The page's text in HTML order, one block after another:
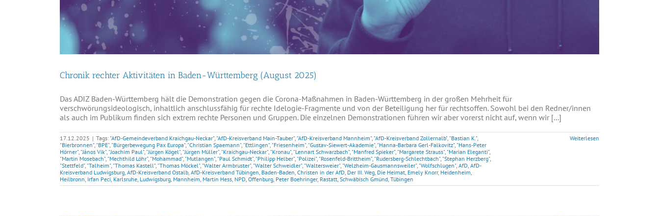
Chronik rechter Aktivitäten in Baden-Württemberg (August 2025)
Das ADIZ Baden-Württemberg hält die Demonstration gegen die Corona-Maßnahmen in Baden-Württemberg in der großen Mehrheit für
verschwörungsideologisch, inhaltlich anschlussfähig für rechte Idelogie-Fragmente und von der Beteiligung her für rechtsoffen. Sowohl bei den Redner/innen
als auch im Publikum finden sich extrem rechte Personen und Gruppen. Die einzelnen Demonstrationen führen wir aber vorerst nicht auf, wenn wir [...]
17.12.2025 | Tags: "AfD-Gemeindeverband Kraichgau-Neckar", "AfD-Kreisverband Main-Tauber", "AfD-Kreisverband Mannheim", "AfD-Kreisverband Zollernalb", "Bastian K.",
"Bierbronnen", "BPE", "Bürgerbewegung Pax Europa", "Christian Spaemann", "Ettlingen", "Friesenheim", "Gustav-Siewert-Akademie", "Hanna-Barbara Gerl-Falkovitz", "Hans-Peter
Hörner", "János Vik", "Joachim Paul", "Jürgen Kögel", "Jürgen Müller", "Kraichgau-Neckar", "Kronau", "Lennart Schwarzbach", "Manfred Spieker", "Margarete Strauss", "Marian Eleganti",
"Martin Mosebach", "Mechthild Löhr", "Mohammad", "Mutlangen", "Paul Schmidt", "Philipp Helber", "Polizei", "Rosenfeld-Brittheim", "Rudersberg-Schlechtbach", "Stephan Herzberg",
"Stettfeld", "Talheim", "Thomas Kastell", "Thomas Möckel", "Walter Armbruster", "Walter Schweidler", "Waltersweier", "Welzheim-Gausmannsweiler", "Wolfschlugen", AfD, AfD-
Kreisverband Ludwigsburg, AfD-Kreisverband Ostalb, AfD-Kreisverband Tübingen, Baden-Baden, Christen in der AfD, Der III. Weg, Die Heimat, Emely Knorr, Heidenheim,
Heilbronn, Irfan Peci, Karlsruhe, Ludwigsburg, Mannheim, Martin Hess, NPD, Offenburg, Peter Boehringer, Rastatt, Schwäbisch Gmünd, Tübingen
Weiterlesen